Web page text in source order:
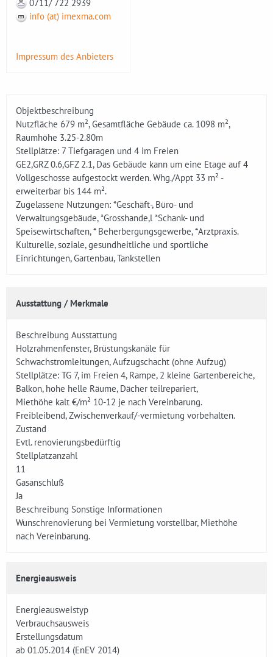
0711/ 722 2939
info (at) imexma.com
Impressum des Anbieters
Objektbeschreibung
Nutzfläche 679 m², Gesamtfläche Gebäude ca. 1098 m²,
Raumhöhe 3.25-2.80m
Stellplätze: 7 Tiefgaragen und 4 im Freien
GE2,GRZ 0.6,GFZ 2.1, Das Gebäude kann um eine Etage auf 4
Vollgeschosse aufgestockt werden. Whg./Appt 33 m² -
erweiterbar bis 144 m².
Zugelassene Nutzungen: *Geschäft-, Büro- und
Verwaltungsgebäude, *Grosshande,l *Schank- und
Speisewirtschaften, * Beherbergungsgewerbe, *Arztpraxis.
Kulturelle, soziale, gesundheitliche und sportliche
Einrichtungen, Gartenbau, Tankstellen
Ausstattung / Merkmale
Beschreibung Ausstattung
Holzrahmenfenster, Brüstungskanäle für
Schwachstromleitungen, Aufzugschacht (ohne Aufzug)
Stellplätze: TG 7, im Freien 4, Rampe, 2 kleine Gartenbereiche,
Balkon, hohe helle Räume, Dächer teilrepariert,
Miethöhe kalt €/m² 10-12 je nach Vereinbarung.
Freibleibend, Zwischenverkauf/-vermietung vorbehalten.
Zustand
Evtl. renovierungsbedürftig
Stellplatzanzahl
11
Gasanschluß
Ja
Beschreibung Sonstige Informationen
Wunschrenovierung bei Vermietung vorstellbar, Miethöhe
nach Vereinbarung.
Energieausweis
Energieausweistyp
Verbrauchsausweis
Erstellungsdatum
ab 01.05.2014 (EnEV 2014)